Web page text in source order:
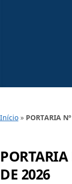
Início » PORTARIA
DE 2026